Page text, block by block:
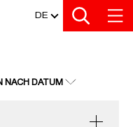
DE
NACH DATUM